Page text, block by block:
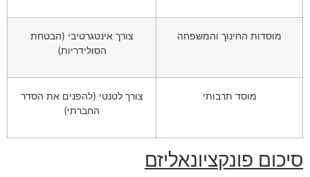
מוסדות החינוך והמשפחה
צורך אינטגרטיבי (הבטחת
הסולידריות)
מוסד תרבותי
צורך לטנטי (להפנים את הסדר
החברתי)
סיכום פונקציונאליזם